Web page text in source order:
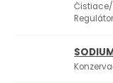
Čistiace/